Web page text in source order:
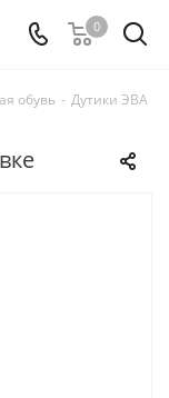
0
обувь - Дутики ЭВА